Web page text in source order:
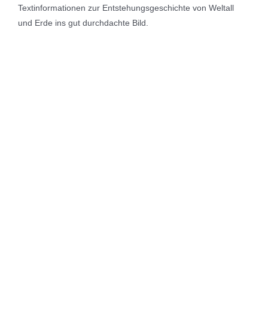
Textinformationen zur Entstehungsgeschichte von Weltall
und Erde ins gut durchdachte Bild.